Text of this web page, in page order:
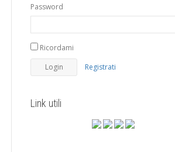
Password
Ricordami
Registrati
Link utili